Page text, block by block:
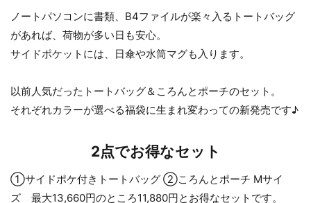
ノートパソコンに書類、B4ファイルが楽々入るトートバッグ
があれば、荷物が多い日も安心。
サイドポケットには、日傘や水筒マグも入ります。
以前人気だったトートバッグ＆ころんとポーチのセット。
それぞれカラーが選べる福袋に生まれ変わっての新発売です♪
2点でお得なセット
①サイドポケ付きトートバッグ ②ころんとポーチ Mサイ
ズ 最大13,660円のところ11,880円とお得なセットです。